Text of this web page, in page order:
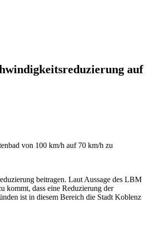
auf
von 100 km/h auf 70 km/h zu
beitragen. Laut Aussage des LBM
kommt, dass eine Reduzierung der
ist in diesem Bereich die Stadt Koblenz